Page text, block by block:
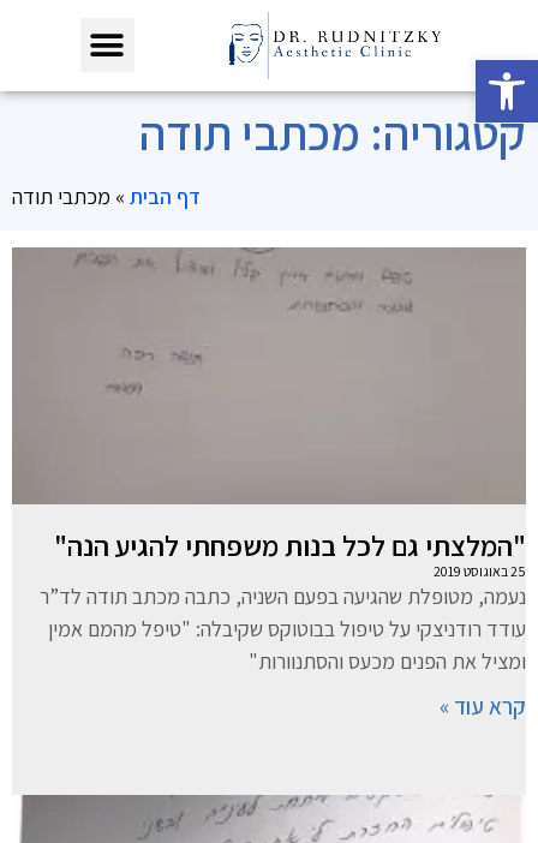
פתח סרגל נגישות
קטגוריה: מכתבי תודה
דף הבית » מכתבי תודה
"המלצתי גם לכל בנות משפחתי להגיע הנה"
25 באוגוסט 2019
נעמה, מטופלת שהגיעה בפעם השניה, כתבה מכתב תודה לד”ר
עודד רודניצקי על טיפול בבוטוקס שקיבלה: "טיפל מהמם אמין
ומציל את הפנים מכעס והסתנוורות"
קרא עוד »